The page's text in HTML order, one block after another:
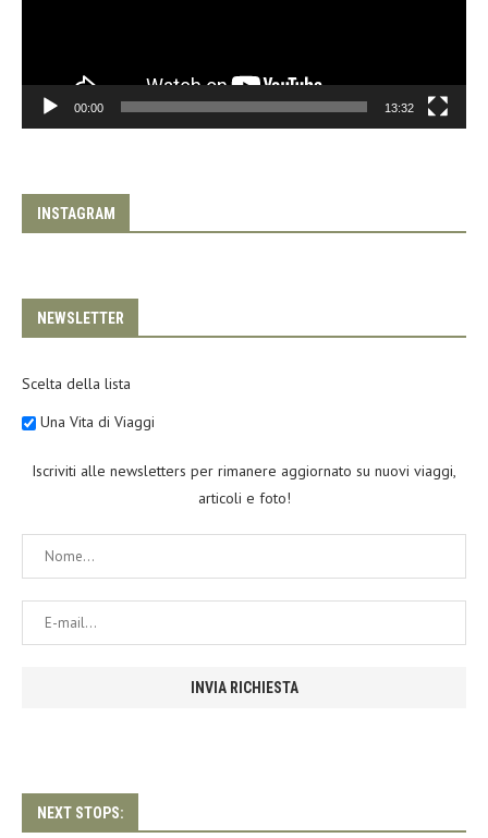
00:00 13:32
INSTAGRAM
NEWSLETTER
Scelta della lista
Una Vita di Viaggi
Iscriviti alle newsletters per rimanere aggiornato su nuovi viaggi,
articoli e foto!
NEXT STOPS: